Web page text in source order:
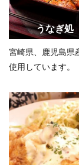
うなぎ
宮崎県、鹿児島県
使用しています。